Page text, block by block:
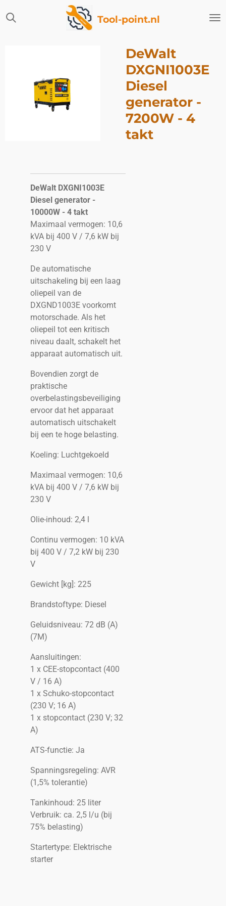
direct
Tool-point.nl
DeWalt
DXGNI1003E
Diesel
generator -
7200W - 4
takt
DeWalt DXGNI1003E
Diesel generator -
10000W - 4 takt
Maximaal vermogen: 10,6
kVA bij 400 V / 7,6 kW bij
230 V
De automatische
uitschakeling bij een laag
oliepeil van de
DXGND1003E voorkomt
motorschade. Als het
oliepeil tot een kritisch
niveau daalt, schakelt het
apparaat automatisch uit.
Bovendien zorgt de
praktische
overbelastingsbeveiliging
ervoor dat het apparaat
automatisch uitschakelt
bij een te hoge belasting.
Koeling: Luchtgekoeld
Maximaal vermogen: 10,6
kVA bij 400 V / 7,6 kW bij
230 V
Olie-inhoud: 2,4 l
Continu vermogen: 10 kVA
bij 400 V / 7,2 kW bij 230
V
Gewicht [kg]: 225
Brandstoftype: Diesel
Geluidsniveau: 72 dB (A)
(7M)
Aansluitingen:
1 x CEE-stopcontact (400
V / 16 A)
1 x Schuko-stopcontact
(230 V; 16 A)
1 x stopcontact (230 V; 32
A)
ATS-functie: Ja
Spanningsregeling: AVR
(1,5% tolerantie)
Tankinhoud: 25 liter
Verbruik: ca. 2,5 l/u (bij
75% belasting)
Startertype: Elektrische
starter